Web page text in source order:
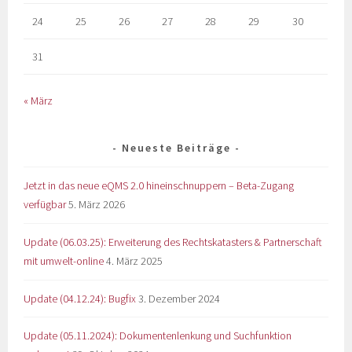
24 25 26 27 28 29 30
31
« März
Neueste Beiträge
Jetzt in das neue eQMS 2.0 hineinschnuppern – Beta-Zugang
verfügbar5. März 2026
Update (06.03.25): Erweiterung des Rechtskatasters & Partnerschaft
mit umwelt-online4. März 2025
Update (04.12.24): Bugfix 3. Dezember 2024
Update (05.11.2024): Dokumentenlenkung und Suchfunktion